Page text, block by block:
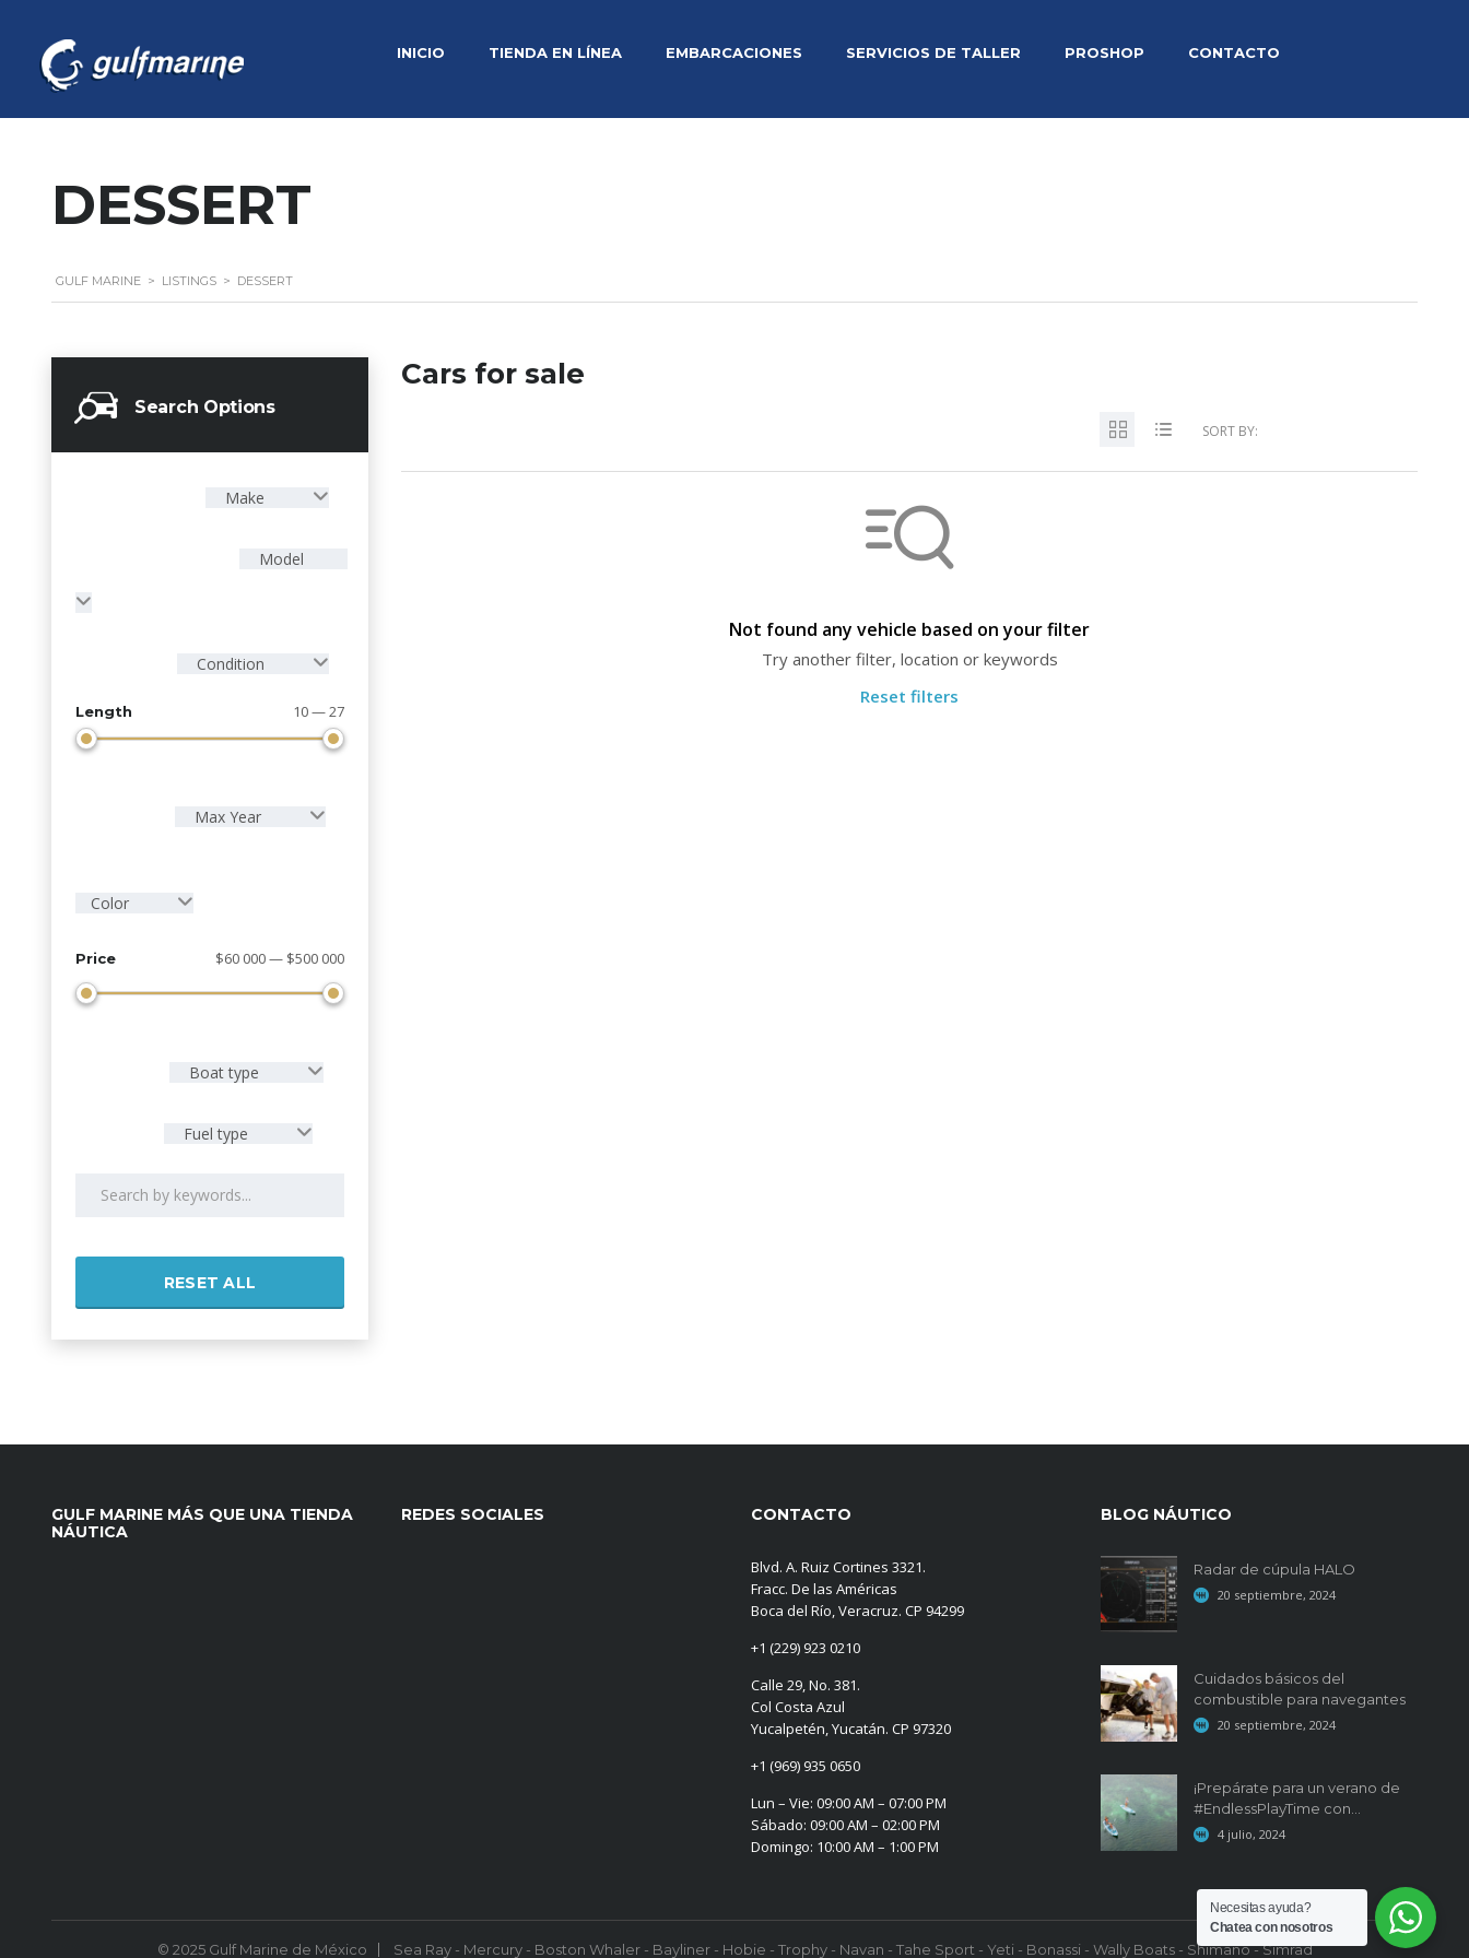
INICIO TIENDA EN LÍNEA EMBARCACIONES SERVICIOS DE TALLER PROSHOP CONTACTO
DESSERT
GULF MARINE > LISTINGS > DESSERT
Search Options
Make
Model
Condition
Length 10 — 27
Max Year
Color
Price $60 000 — $500 000
Boat type
Fuel type
RESET ALL
Cars for sale
SORT BY:
Not found any vehicle based on your filter
Try another filter, location or keywords
Reset filters
GULF MARINE MÁS QUE UNA TIENDA
NÁUTICA
REDES SOCIALES CONTACTO
Blvd. A. Ruiz Cortines 3321.
Fracc. De las Américas
Boca del Río, Veracruz. CP 94299
+1 (229) 923 0210
Calle 29, No. 381.
Col Costa Azul
Yucalpetén, Yucatán. CP 97320
+1 (969) 935 0650
Lun – Vie: 09:00 AM – 07:00 PM
Sábado: 09:00 AM – 02:00 PM
Domingo: 10:00 AM – 1:00 PM
BLOG NÁUTICO
Radar de cúpula HALO
20 septiembre, 2024
Cuidados básicos del
combustible para navegantes
20 septiembre, 2024
¡Prepárate para un verano de
#EndlessPlayTime con...
4 julio, 2024
© 2025 Gulf Marine de México Sea Ray - Mercury - Boston Whaler - Bayliner - Hobie - Trophy - Navan - Tahe Sport - Yeti - Bonassi - Wally Boats - Shimano - Simrad
Necesitas ayuda?
Chatea con nosotros